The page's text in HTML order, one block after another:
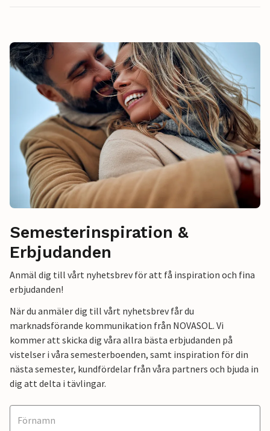
Semesterinspiration &
Erbjudanden
Anmäl dig till vårt nyhetsbrev för att få inspiration och fina
erbjudanden!
När du anmäler dig till vårt nyhetsbrev får du
marknadsförande kommunikation från NOVASOL. Vi
kommer att skicka dig våra allra bästa erbjudanden på
vistelser i våra semesterboenden, samt inspiration för din
nästa semester, kundfördelar från våra partners och bjuda in
dig att delta i tävlingar.